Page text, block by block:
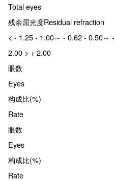
Total eyes
残余屈光度Residual refraction
< - 1.25 - 1.00～ - 0.62 - 0.50～
2.00 > + 2.00
眼数
Eyes
构成比(%)
Rate
眼数
Eyes
构成比(%)
Rate